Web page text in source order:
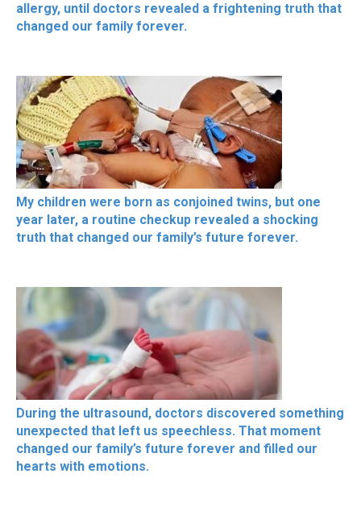
allergy, until doctors revealed a frightening truth that
changed our family forever.
My children were born as conjoined twins, but one
year later, a routine checkup revealed a shocking
truth that changed our family’s future forever.
During the ultrasound, doctors discovered something
unexpected that left us speechless. That moment
changed our family’s future forever and filled our
hearts with emotions.